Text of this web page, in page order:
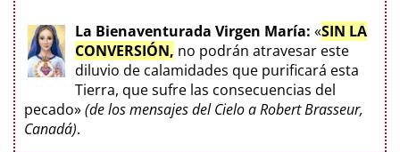
La Bienaventurada Virgen María: «SIN LA
CONVERSIÓN, no podrán atravesar este
diluvio de calamidades que purificará esta
Tierra, que sufre las consecuencias del
pecado»(de los mensajes del Cielo a Robert Brasseur,
Canadá).